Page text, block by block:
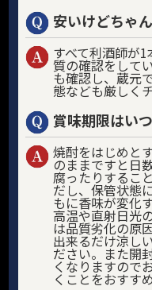
安いけどちゃ
すべて利酒師が
質の確認をして
も確認し、蔵元
態なども厳しく
賞味期限はい
焼酎をはじめと
のままですと日
腐ったりするこ
だし、保管状態
もに香味が変化
高温や直射日光
は品質劣化の原
出来るだけ涼し
ださい。また開
くなりますので
くことをおすす